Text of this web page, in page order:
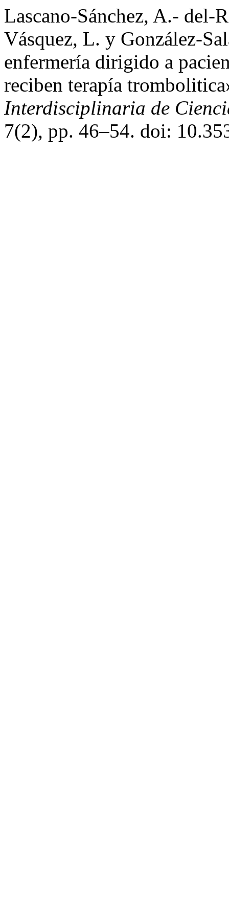
Lascano-Sánchez, A.- del-
Vásquez, L. y González-
enfermería dirigido a
reciben terapía
Interdisciplinaria de
7(2), pp. 46–54. doi: